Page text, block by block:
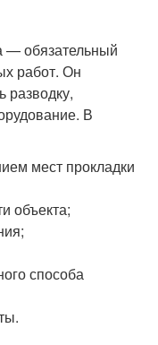
— обязательный
работ. Он
разводку,
В
мест прокладки
объекта;
способа